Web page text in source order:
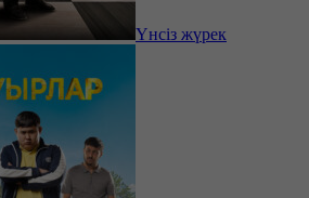
Үнсіз жүрек